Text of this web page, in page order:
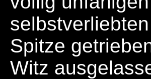
Spitze
Witz